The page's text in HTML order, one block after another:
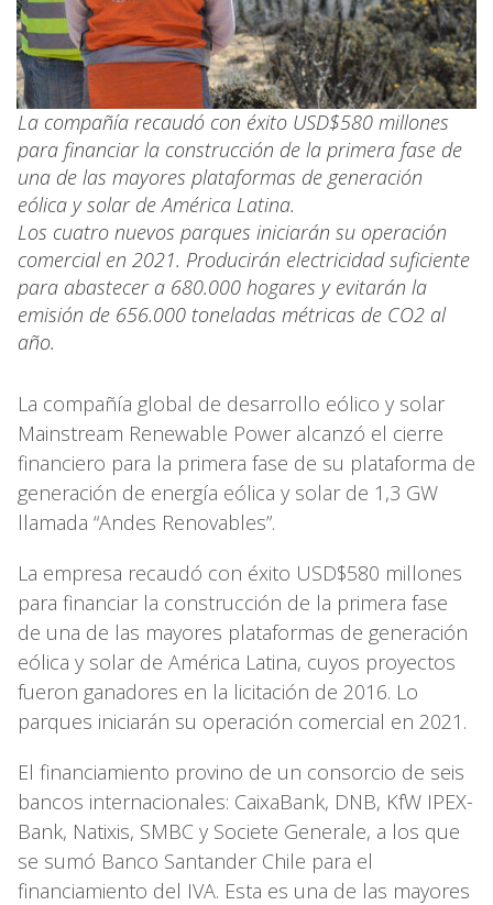
La compañía recaudó con éxito USD$580 millones
para financiar la construcción de la primera fase de
una de las mayores plataformas de generación
eólica y solar de América Latina.
Los cuatro nuevos parques iniciarán su operación
comercial en 2021. Producirán electricidad suficiente
para abastecer a 680.000 hogares y evitarán la
emisión de 656.000 toneladas métricas de CO2 al
año.
La compañía global de desarrollo eólico y solar
Mainstream Renewable Power alcanzó el cierre
financiero para la primera fase de su plataforma de
generación de energía eólica y solar de 1,3 GW
llamada “Andes Renovables”.
La empresa recaudó con éxito USD$580 millones
para financiar la construcción de la primera fase
de una de las mayores plataformas de generación
eólica y solar de América Latina, cuyos proyectos
fueron ganadores en la licitación de 2016. Lo
parques iniciarán su operación comercial en 2021.
El financiamiento provino de un consorcio de seis
bancos internacionales: CaixaBank, DNB, KfW IPEX-
Bank, Natixis, SMBC y Societe Generale, a los que
se sumó Banco Santander Chile para el
financiamiento del IVA. Esta es una de las mayores